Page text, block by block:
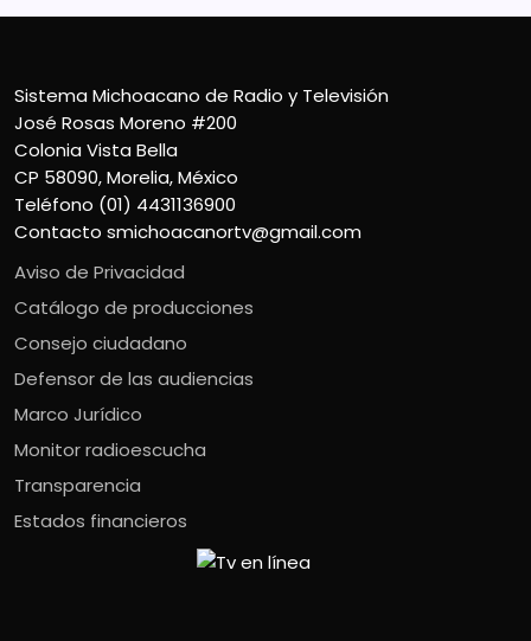
Sistema Michoacano de Radio y Televisión
José Rosas Moreno #200
Colonia Vista Bella
CP 58090, Morelia, México
Teléfono (01) 4431136900
Contacto smichoacanortv@gmail.com
Aviso de Privacidad
Catálogo de producciones
Consejo ciudadano
Defensor de las audiencias
Marco Jurídico
Monitor radioescucha
Transparencia
Estados financieros